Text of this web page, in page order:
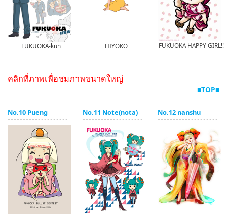
FUKUOKA-kun HIYOKO FUKUOKA HAPPY GIRL!!
คลิกที่ภาพเพื่อชมภาพขนาดใหญ่
■TOP■
No.10 Pueng No.11 Note(nota) No.12 nanshu